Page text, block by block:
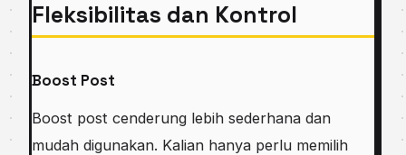
Fleksibilitas dan Kontrol
Boost Post
Boost post cenderung lebih sederhana dan
mudah digunakan. Kalian hanya perlu memilih